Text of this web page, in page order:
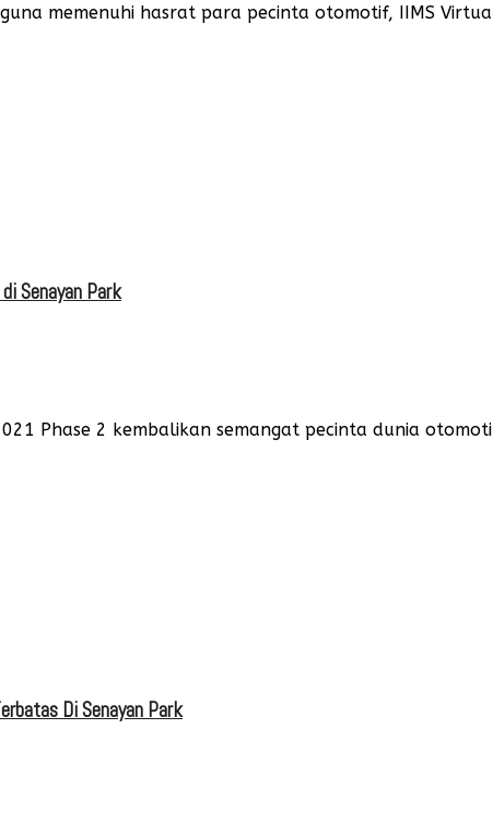
memenuhi hasrat para pecinta otomotif, IIMS
Senayan Park
Phase 2 kembalikan semangat pecinta dunia
Di Senayan Park